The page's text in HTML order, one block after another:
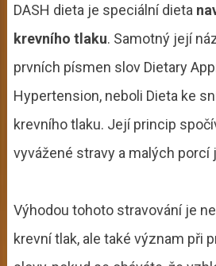
DASH dieta je speciální dieta
krevního tlaku. Samotný její
prvních písmen slov Dietary
Hypertension, neboli Dieta ke
krevního tlaku. Její princip
vyvážené stravy a malých porcí
Výhodou tohoto stravování je
krevní tlak, ale také význam při